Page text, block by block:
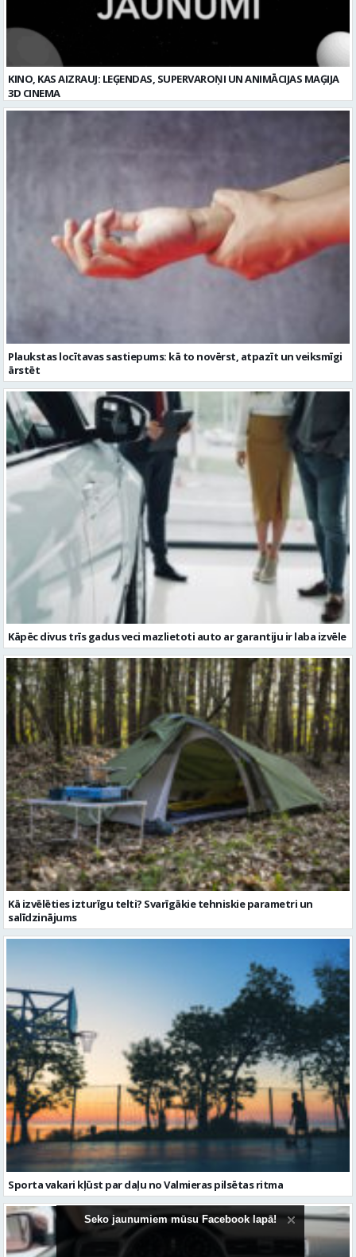
Plaukstas locītavas sastiepums: kā to novērst, atpazīt un veiksmīgi
Kāpēc divus trīs gadus veci mazlietoti auto ar garantiju ir laba izvēle
Kā izvēlēties izturīgu telti? Svarīgākie tehniskie parametri un
salīdzinājums
Sporta vakari kļūst par daļu no Valmieras pilsētas ritma
Seko jaunumiem mūsu Facebook lapā!